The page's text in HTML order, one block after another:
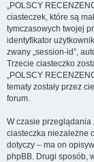
„POLSCY
ciasteczek, które są
tymczasowych twojej
identyfikator
zwany „session-id”,
Trzecie ciasteczko
„POLSCY
tematy zostały przez
forum.
W czasie przeglądania
ciasteczka niezależne
dotyczy – ma on
phpBB. Drugi sposób,